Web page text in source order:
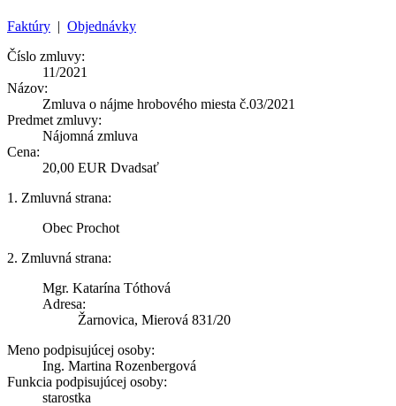
Faktúry | Objednávky
Číslo zmluvy:
11/2021
Názov:
Zmluva o nájme hrobového miesta č.03/2021
Predmet zmluvy:
Nájomná zmluva
Cena:
20,00 EUR Dvadsať
1. Zmluvná strana:
Obec Prochot
2. Zmluvná strana:
Mgr. Katarína Tóthová
Adresa:
Žarnovica, Mierová 831/20
Meno podpisujúcej osoby:
Ing. Martina Rozenbergová
Funkcia podpisujúcej osoby:
starostka